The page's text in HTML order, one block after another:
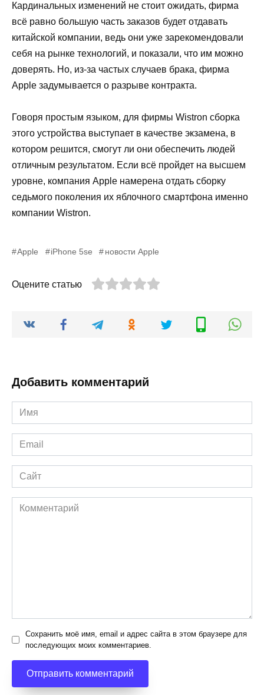
Кардинальных изменений не стоит ожидать, фирма
всё равно большую часть заказов будет отдавать
китайской компании, ведь они уже зарекомендовали
себя на рынке технологий, и показали, что им можно
доверять. Но, из-за частых случаев брака, фирма
Apple задумывается о разрыве контракта.
Говоря простым языком, для фирмы Wistron сборка
этого устройства выступает в качестве экзамена, в
котором решится, смогут ли они обеспечить людей
отличным результатом. Если всё пройдет на высшем
уровне, компания Apple намерена отдать сборку
седьмого поколения их яблочного смартфона именно
компании Wistron.
Apple iPhone 5se новости Apple
Оцените статью
Добавить комментарий
Имя
*
Email
*
Сайт
Комментарий
Сохранить моё имя, email и адрес сайта в этом браузере для
последующих моих комментариев.